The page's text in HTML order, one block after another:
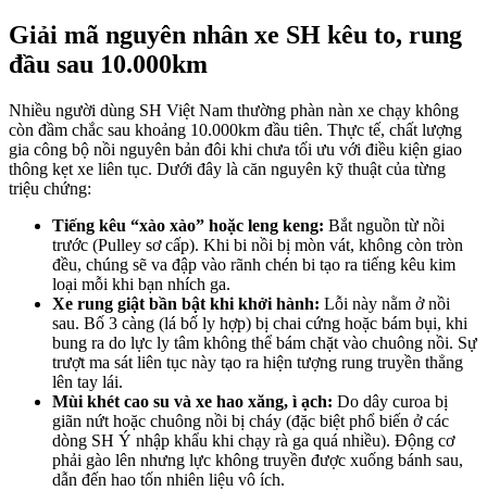
Giải mã nguyên nhân xe SH kêu to, rung
đầu sau 10.000km
Nhiều người dùng SH Việt Nam thường phàn nàn xe chạy không
còn đầm chắc sau khoảng 10.000km đầu tiên. Thực tế, chất lượng
gia công bộ nồi nguyên bản đôi khi chưa tối ưu với điều kiện giao
thông kẹt xe liên tục. Dưới đây là căn nguyên kỹ thuật của từng
triệu chứng:
Tiếng kêu “xào xào” hoặc leng keng: Bắt nguồn từ nồi
trước (Pulley sơ cấp). Khi bi nồi bị mòn vát, không còn tròn
đều, chúng sẽ va đập vào rãnh chén bi tạo ra tiếng kêu kim
loại mỗi khi bạn nhích ga.
Xe rung giật bần bật khi khởi hành: Lỗi này nằm ở nồi
sau. Bố 3 càng (lá bố ly hợp) bị chai cứng hoặc bám bụi, khi
bung ra do lực ly tâm không thể bám chặt vào chuông nồi. Sự
trượt ma sát liên tục này tạo ra hiện tượng rung truyền thẳng
lên tay lái.
Mùi khét cao su và xe hao xăng, ì ạch: Do dây curoa bị
giãn nứt hoặc chuông nồi bị cháy (đặc biệt phổ biến ở các
dòng SH Ý nhập khẩu khi chạy rà ga quá nhiều). Động cơ
phải gào lên nhưng lực không truyền được xuống bánh sau,
dẫn đến hao tốn nhiên liệu vô ích.